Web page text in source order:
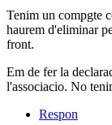
Tenim un compgte
haurem d'eliminar
front.
Em de fer la
l'associacio. No
Respon